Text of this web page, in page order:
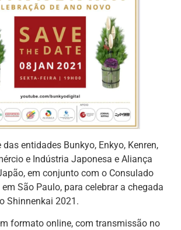
das entidades Bunkyo, Enkyo, Kenren,
e Indústria Japonesa e Aliança
em conjunto com o Consulado
São Paulo, para celebrar a chegada
Shinnenkai 2021.
formato online, com transmissão no